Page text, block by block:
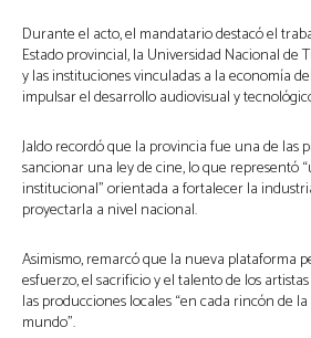
Durante el acto, el mandatario destacó el
Estado provincial, la Universidad Nacional de
y las instituciones vinculadas a la economía
impulsar el desarrollo audiovisual y
Jaldo recordó que la provincia fue una de las
sancionar una ley de cine, lo que representó
institucional” orientada a fortalecer la
proyectarla a nivel nacional.
Asimismo, remarcó que la nueva plataforma
esfuerzo, el sacrificio y el talento de los
las producciones locales “en cada rincón de
mundo”.